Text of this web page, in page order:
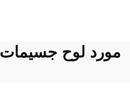
مورد لوح جسيمات